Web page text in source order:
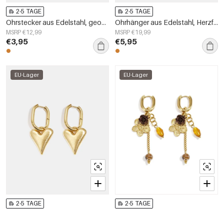
2-5 TAGE
Ohrstecker aus Edelstahl, geometrische Form, schlichte Alltags-Serie, Damenschmuck
MSRP €12,99
€3,95
2-5 TAGE
Ohrhänger aus Edelstahl, Herzform, schlichtes Design, Alltagsschmuck, Damenschmuck
MSRP €19,99
€5,95
EU-Lager
2-5 TAGE
EU-Lager
2-5 TAGE